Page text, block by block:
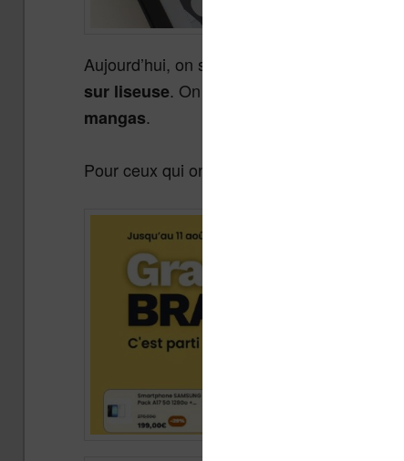
Aujourd’hui, on s’attaque à un gros
sur liseuse. On va essayer de voir
mangas.
Pour ceux qui ont un peu de temps, il y a